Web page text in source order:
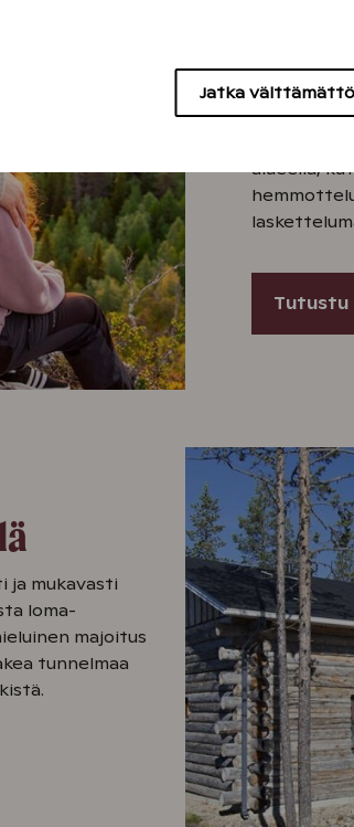
alueella,
ja mukavasti
loma-
majoitus
tunnelmaa
Jatka